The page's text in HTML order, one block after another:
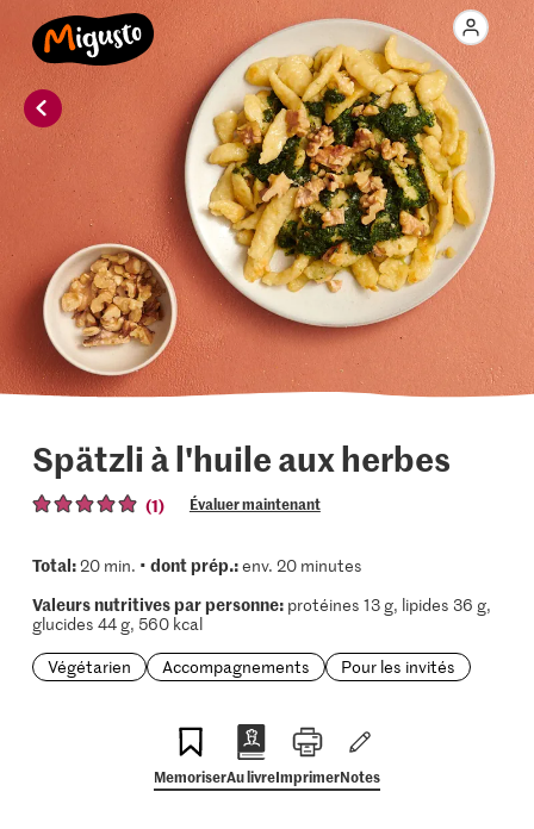
Spätzli à l'huile aux herbes
(1) Évaluer maintenant
Total:20 min. • dont prép.:env. 20 minutes
Valeurs nutritives par personne:protéines 13 g, lipides 36 g,
glucides 44 g, 560 kcal
Végétarien
Accompagnements Pour les invités
MemoriserAu livreImprimerNotes